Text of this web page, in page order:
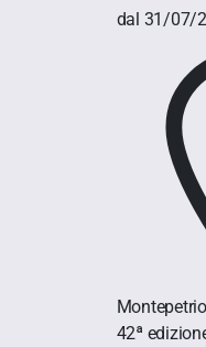
dal 31/07/
42ª